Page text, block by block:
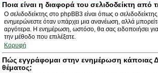
Ποια είναι η διαφορά του σελιδοδείκτη από
Ο σελιδοδείκτης στο phpBB3 είναι όπως ο
ενημερώνεστε όταν υπάρχει μια ανανέωση, αλλά
αργότερα. Η ενημέρωση, ωστόσο, θα σας ειδοποιήσει
την μέθοδο που επιλέξατε.
Κορυφή
Πώς εγγράφομαι στην ενημέρωση κάποιας
θέματος;